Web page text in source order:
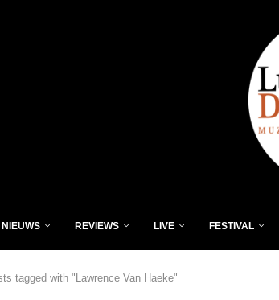
NIEUWS REVIEWS LIVE FESTIVAL
tagged with "Lawrence Van Haeke"